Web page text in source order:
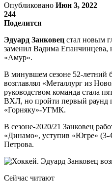
Опубликовано Июн 3, 2022
244
Поделится
Эдуард Занковец стал новым
заменил Вадима Епанчинцева,
«Амур».
В минувшем сезоне 52-летний
возглавлял «Металлург из
руководством команда стала
ВХЛ, но пройти первый раунд
«Горняку»-УГМК.
В сезоне-2020/21 Занковец
«Динамо», уступив «Югре» (3-
Петрова.
Сейчас читают